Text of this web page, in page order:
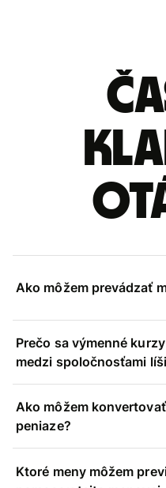
Ako môžem prevádzať
Prečo sa výmenné
medzi spoločnosťami
Ako môžem
peniaze?
Ktoré meny môžem